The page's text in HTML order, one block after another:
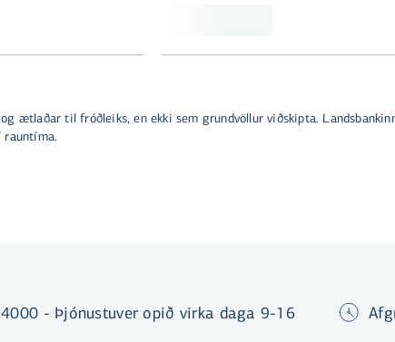
ætlaðar til fróðleiks, en ekki sem grundvöllur viðskipta.
rauntíma.
- Þjónustuver opið virka daga 9-16